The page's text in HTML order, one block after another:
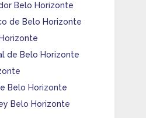
Belo Horizonte
de Belo Horizonte
de Belo Horizonte
Belo Horizonte
Belo Horizonte